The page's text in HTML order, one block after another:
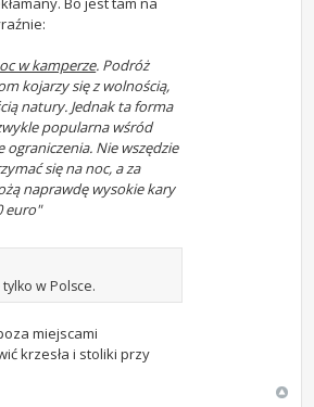
w kamperze. Podróż
kojarzy się z wolnością,
natury. Jednak ta forma
popularna wśród
ograniczenia. Nie wszędzie
się na noc, a za
naprawdę wysokie kary
euro"
tylko w Polsce.
miejscami
krzesła i stoliki przy